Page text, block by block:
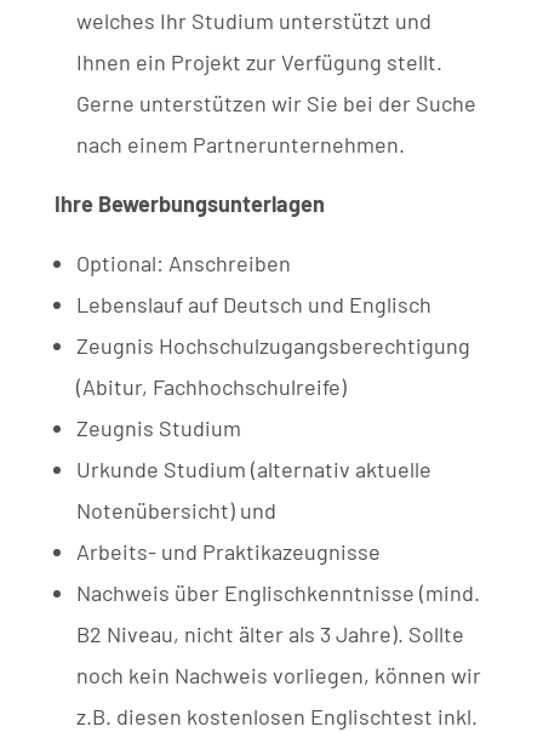
welches Ihr Studium unterstützt und
Ihnen ein Projekt zur Verfügung stellt.
Gerne unterstützen wir Sie bei der Suche
nach einem Partnerunternehmen.
Ihre Bewerbungsunterlagen
Optional: Anschreiben
Lebenslauf auf Deutsch und Englisch
Zeugnis Hochschulzugangsberechtigung
(Abitur, Fachhochschulreife)
Zeugnis Studium
Urkunde Studium (alternativ aktuelle
Notenübersicht) und
Arbeits- und Praktikazeugnisse
Nachweis über Englischkenntnisse (mind.
B2 Niveau, nicht älter als 3 Jahre). Sollte
noch kein Nachweis vorliegen, können wir
z.B. diesen kostenlosen Englischtest inkl.